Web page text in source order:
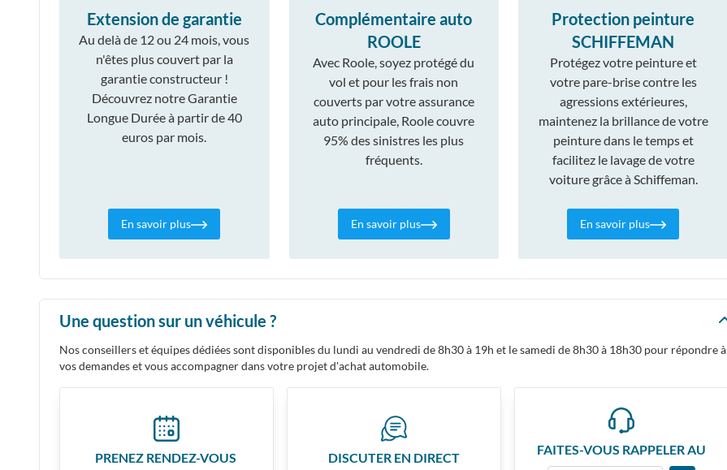
Extension de garantie
Au delà de 12 ou 24 mois, vous
n'êtes plus couvert par la
garantie constructeur !
Découvrez notre Garantie
Longue Durée à partir de 40
euros par mois.
En savoir plus
Complémentaire auto
ROOLE
Avec Roole, soyez protégé du
vol et pour les frais non
couverts par votre assurance
auto principale, Roole couvre
95% des sinistres les plus
fréquents.
En savoir plus
Protection peinture
SCHIFFEMAN
Protégez votre peinture et
votre pare-brise contre les
agressions extérieures,
maintenez la brillance de votre
peinture dans le temps et
facilitez le lavage de votre
voiture grâce à Schiffeman.
En savoir plus
Une question sur un véhicule ?
Nos conseillers et équipes dédiées sont disponibles du lundi au vendredi de 8h30 à 19h et le samedi de 8h30 à 18h30 pour répondre à
vos demandes et vous accompagner dans votre projet d'achat automobile.
PRENEZ RENDEZ-VOUS DISCUTER EN DIRECT
FAITES-VOUS RAPPELER AU